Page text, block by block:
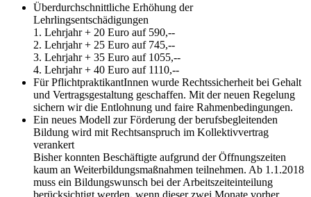
Überdurchschnittliche Erhöhung der
Lehrlingsentschädigungen
1. Lehrjahr + 20 Euro auf 590,--
2. Lehrjahr + 25 Euro auf 745,--
3. Lehrjahr + 35 Euro auf 1055,--
4. Lehrjahr + 40 Euro auf 1110,--
Für PflichtpraktikantInnen wurde Rechtssicherheit bei Gehalt
und Vertragsgestaltung geschaffen. Mit der neuen Regelung
sichern wir die Entlohnung und faire Rahmenbedingungen.
Ein neues Modell zur Förderung der berufsbegleitenden
Bildung wird mit Rechtsanspruch im Kollektivvertrag
verankert
Bisher konnten Beschäftigte aufgrund der Öffnungszeiten
kaum an Weiterbildungsmaßnahmen teilnehmen. Ab 1.1.2018
muss ein Bildungswunsch bei der Arbeitszeiteinteilung
berücksichtigt werden, wenn dieser zwei Monate vorher